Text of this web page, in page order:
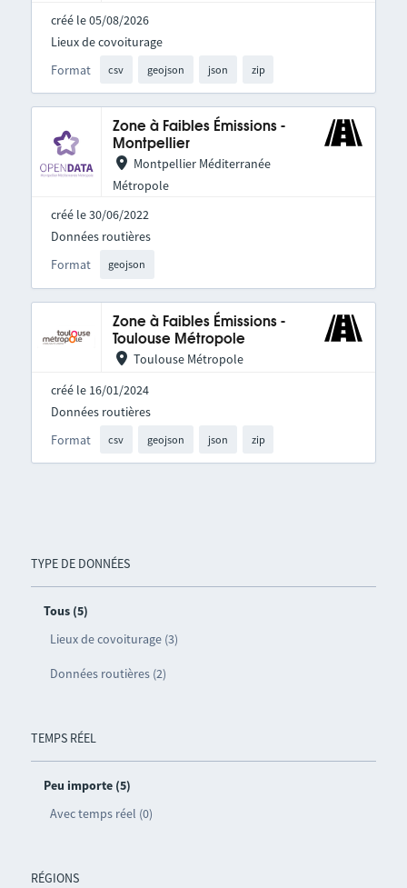
TYPE DE DONNÉES
Tous (5)
Lieux de covoiturage (3)
Données routières (2)
TEMPS RÉEL
Peu importe (5)
Avec temps réel (0)
RÉGIONS
créé le 05/08/2026
Format csv geojson json zip
Lieux de covoiturage
Zone à Faibles Émissions -
Montpellier
Montpellier Méditerranée
Métropole
créé le 30/06/2022
Format geojson
Données routières
Zone à Faibles Émissions -
Toulouse Métropole
Toulouse Métropole
créé le 16/01/2024
Format csv geojson json zip
Données routières